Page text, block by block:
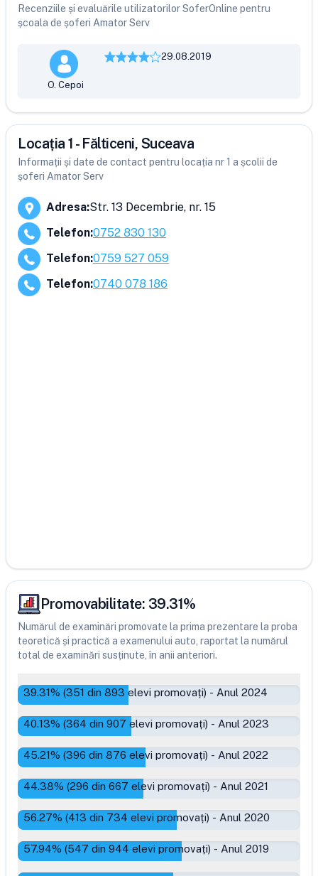
Recenziile și evaluările utilizatorilor SoferOnline pentru
școala de șoferi Amator Serv
O. Cepoi
29.08.2019
Locația 1 - Fălticeni, Suceava
Informații și date de contact pentru locația nr 1 a școlii de
șoferi Amator Serv
Adresa:Str. 13 Decembrie, nr. 15
Telefon:0752 830 130
Telefon:0759 527 059
Telefon:0740 078 186
Promovabilitate: 39.31%
Numărul de examinări promovate la prima prezentare la proba
teoretică și practică a examenului auto, raportat la numărul
total de examinări susținute, în anii anteriori.
39.31% (351 din 893 elevi promovați) - Anul 2024
40.13% (364 din 907 elevi promovați) - Anul 2023
45.21% (396 din 876 elevi promovați) - Anul 2022
44.38% (296 din 667 elevi promovați) - Anul 2021
56.27% (413 din 734 elevi promovați) - Anul 2020
57.94% (547 din 944 elevi promovați) - Anul 2019